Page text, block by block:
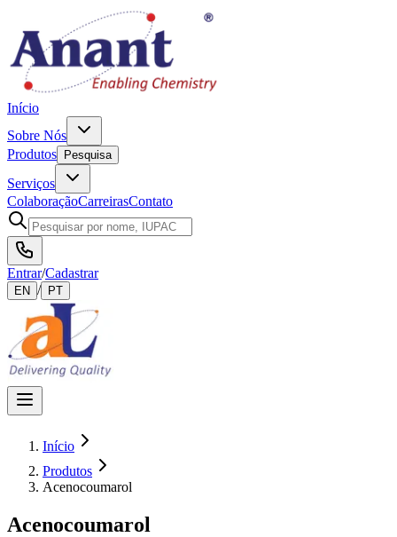
Início
Sobre Nós
Produtos
Pesquisa
Serviços
ColaboraçãoCarreirasContato
Entrar/Cadastrar
EN / PT
Início
Produtos
Acenocoumarol
Acenocoumarol